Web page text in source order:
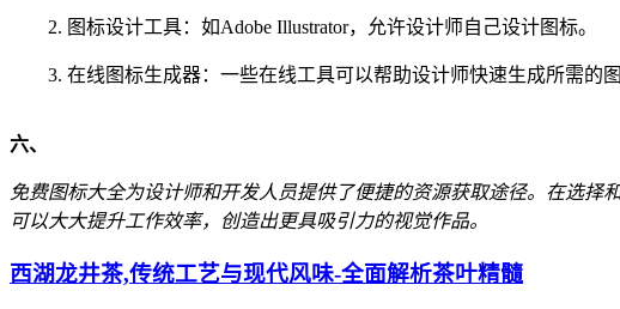
2. 图标设计工具：如Adobe Illustrator，允许设计师自己设计图标。
3. 在线图标生成器：一些在线工具可以帮助设计师快速生成所需的图
六、
免费图标大全为设计师和开发人员提供了便捷的资源获取途径。在选
可以大大提升工作效率，创造出更具吸引力的视觉作品。
西湖龙井茶,传统工艺与现代风味-全面解析茶叶精髓